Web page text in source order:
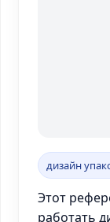
дизайн
Этот
работать